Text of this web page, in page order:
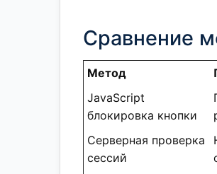
Сравнение
Метод
JavaScript
блокировка кнопки
Серверная проверка
сессий